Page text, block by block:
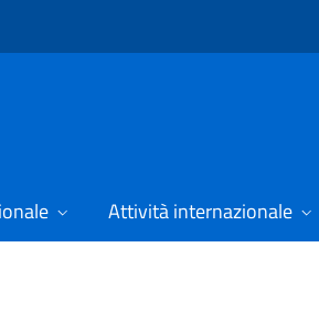
Attività internazionale